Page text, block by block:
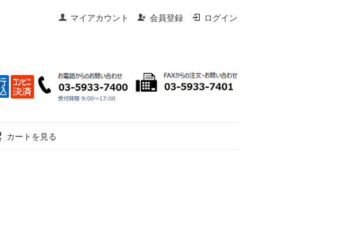
マイアカウント 会員登録 ログイン
カートを見る